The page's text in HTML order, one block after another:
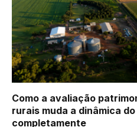
Como a avaliação
rurais muda a dinâmica
completamente